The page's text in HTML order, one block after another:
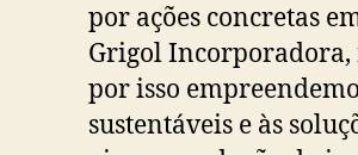
por ações concretas
Grigol Incorporadora,
por isso
sustentáveis e às